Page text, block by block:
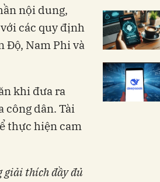
nội dung,
các quy định
Độ, Nam Phi và
khi đưa ra
công dân. Tài
thực hiện cam
giải thích đầy đủ